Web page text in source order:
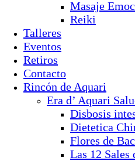
Masaje
Reiki
Talleres
Eventos
Retiros
Contacto
Rincón de Aquari
Era d’ Aquari
Disbosis
Dietetica
Flores de
Las 12 Sales